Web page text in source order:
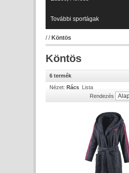
További sportágak
// Köntös
Köntös
6 termék
Nézet: Rács Lista
Rendezés